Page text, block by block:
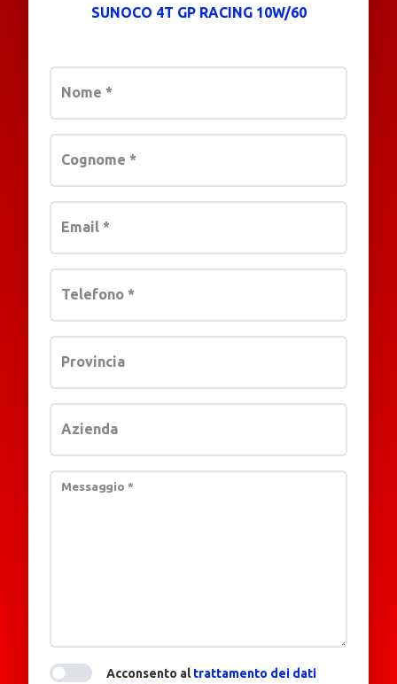
SUNOCO 4T GP RACING 10W/60
Nome *
Cognome *
Email *
Telefono *
Provincia
Azienda
Messaggio *
Acconsento altrattamento dei dati